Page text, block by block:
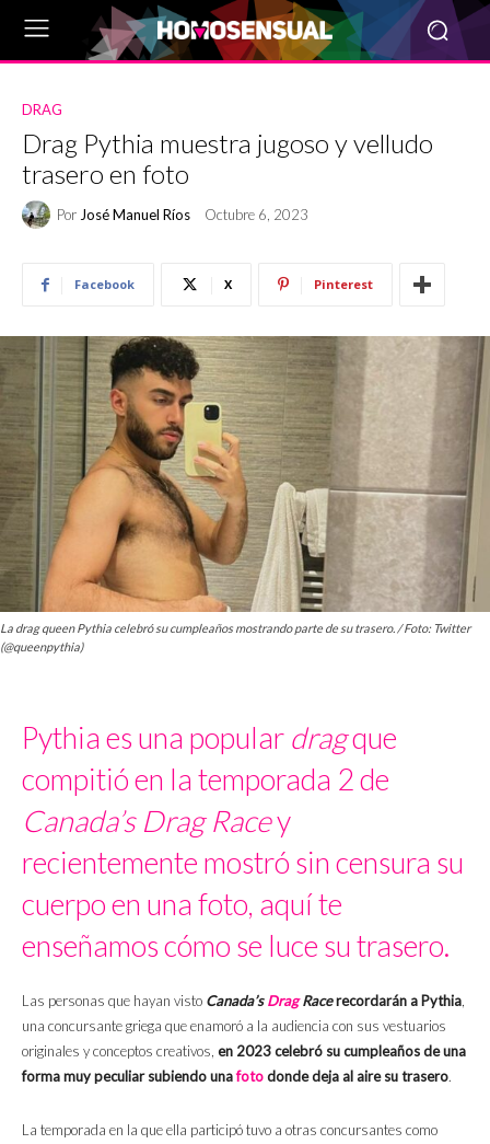
DRAG
Drag Pythia muestra jugoso y velludo
trasero en foto
Por José Manuel Ríos Octubre 6, 2023
Facebook X Pinterest
La drag queen Pythia celebró su cumpleaños mostrando parte de su trasero. / Foto: Twitter
(@queenpythia)
Pythia es una popular dragque
compitió en la temporada 2 de
Canada’s Drag Racey
recientemente mostró sin censura su
cuerpo en una foto, aquí te
enseñamos cómo se luce su trasero.
Las personas que hayan visto Canada’sDragRacerecordarán a Pythia,
una concursante griega que enamoró a la audiencia con sus vestuarios
originales y conceptos creativos, en 2023 celebró su cumpleaños de una
forma muy peculiar subiendo unafotodonde deja al aire su trasero.
La temporada en la que ella participó tuvo a otras concursantes como